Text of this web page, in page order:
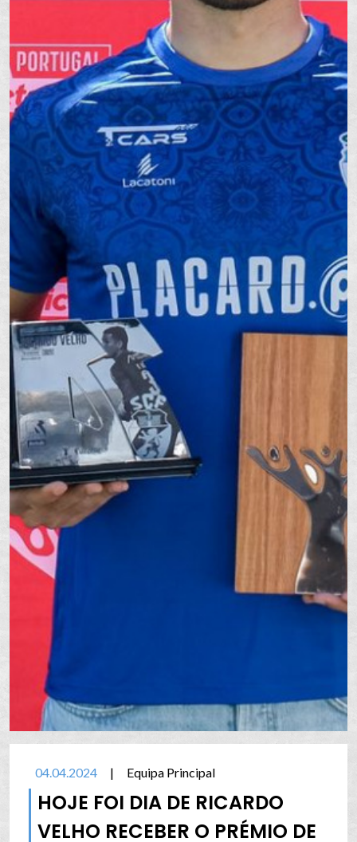
04.04.2024 | Equipa Principal
HOJE FOI DIA DE RICARDO
VELHO RECEBER O PRÉMIO DE